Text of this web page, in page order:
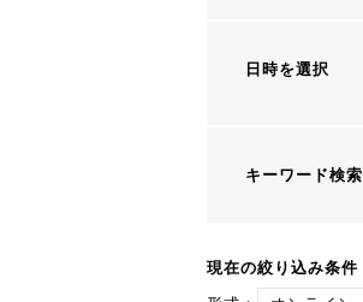
日時を選択
キーワード検索
現在の絞り込み条件